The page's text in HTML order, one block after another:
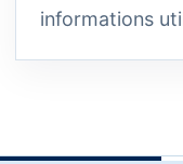
informations